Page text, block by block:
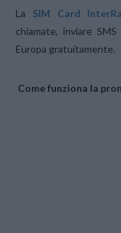
La SIM Card
chiamate, inviare
Europa gratuitamente.
Come funziona la